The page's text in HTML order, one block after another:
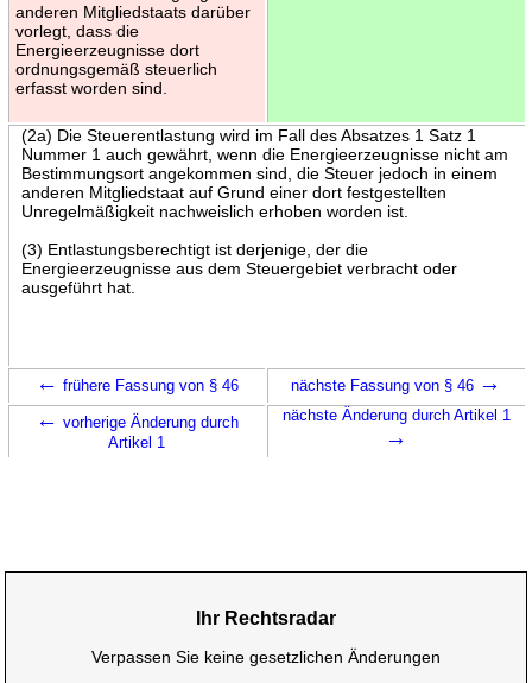
anderen Mitgliedstaats darüber
vorlegt, dass die
Energieerzeugnisse dort
ordnungsgemäß steuerlich
erfasst worden sind.
(2a) Die Steuerentlastung wird im Fall des Absatzes 1 Satz 1
Nummer 1 auch gewährt, wenn die Energieerzeugnisse nicht am
Bestimmungsort angekommen sind, die Steuer jedoch in einem
anderen Mitgliedstaat auf Grund einer dort festgestellten
Unregelmäßigkeit nachweislich erhoben worden ist.
(3) Entlastungsberechtigt ist derjenige, der die
Energieerzeugnisse aus dem Steuergebiet verbracht oder
ausgeführt hat.
← frühere Fassung von § 46 nächste Fassung von § 46 →
← vorherige Änderung durch
Artikel 1
nächste Änderung durch Artikel 1
→
Ihr Rechtsradar
Verpassen Sie keine gesetzlichen Änderungen